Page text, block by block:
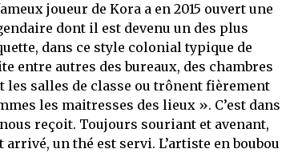
joueur de Kora a en 2015 ouvert une
dont il est devenu un des plus
dans ce style colonial typique de
entre autres des bureaux, des chambres
les salles de classe ou trônent fièrement
les maitresses des lieux ». C’est dans
reçoit. Toujours souriant et avenant,
un thé est servi. L’artiste en boubou